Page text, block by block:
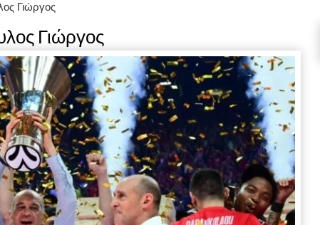
Γιώργος
Γιώργος